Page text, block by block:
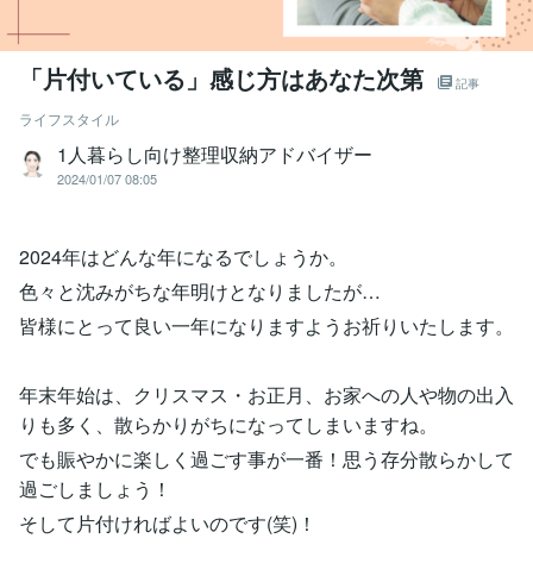
「片付いている」感じ方はあなた次第 記事
ライフスタイル
1人暮らし向け整理収納アドバイザー
2024/01/07 08:05
2024年はどんな年になるでしょうか。
色々と沈みがちな年明けとなりましたが…
皆様にとって良い一年になりますようお祈りいたします。
年末年始は、クリスマス・お正月、お家への人や物の出入
りも多く、散らかりがちになってしまいますね。
でも賑やかに楽しく過ごす事が一番！思う存分散らかして
過ごしましょう！
そして片付ければよいのです(笑)！